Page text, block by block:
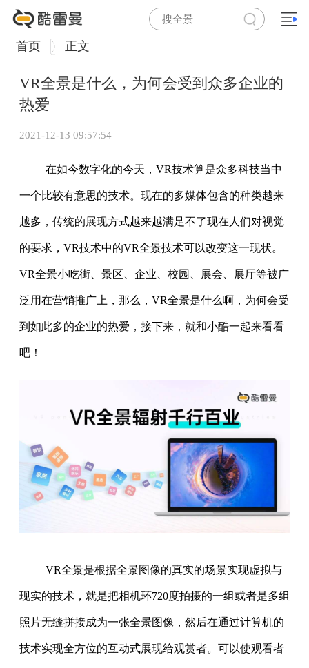
首页 正文
VR全景是什么，为何会受到众多企业的
热爱
2021-12-13 09:57:54
在如今数字化的今天，VR技术算是众多科技当中
一个比较有意思的技术。现在的多媒体包含的种类越来
越多，传统的展现方式越来越满足不了现在人们对视觉
的要求，VR技术中的VR全景技术可以改变这一现状。
VR全景小吃街、景区、企业、校园、展会、展厅等被广
泛用在营销推广上，那么，VR全景是什么啊，为何会受
到如此多的企业的热爱，接下来，就和小酷一起来看看
吧！
VR全景是根据全景图像的真实的场景实现虚拟与
现实的技术，就是把相机环720度拍摄的一组或者是多组
照片无缝拼接成为一张全景图像，然后在通过计算机的
技术实现全方位的互动式展现给观赏者。可以使观看者